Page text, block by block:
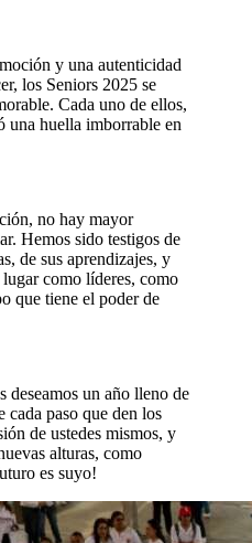
y una autenticidad
los Seniors 2025 se
Cada uno de ellos,
una huella imborrable en
no hay mayor
Hemos sido testigos de
de sus aprendizajes, y
como líderes, como
que tiene el poder de
deseamos un año lleno de
cada paso que den los
de ustedes mismos, y
alturas, como
es suyo!